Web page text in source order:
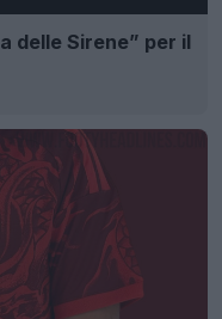
delle Sirene” per il